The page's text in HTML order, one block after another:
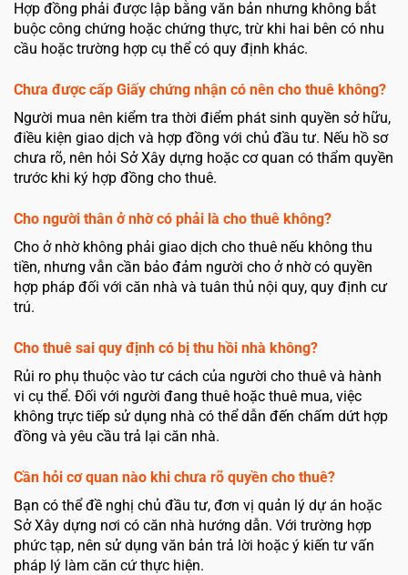
Hợp đồng phải được lập bằng văn bản nhưng không bắt
buộc công chứng hoặc chứng thực, trừ khi hai bên có nhu
cầu hoặc trường hợp cụ thể có quy định khác.
Chưa được cấp Giấy chứng nhận có nên cho thuê không?
Người mua nên kiểm tra thời điểm phát sinh quyền sở hữu,
điều kiện giao dịch và hợp đồng với chủ đầu tư. Nếu hồ sơ
chưa rõ, nên hỏi Sở Xây dựng hoặc cơ quan có thẩm quyền
trước khi ký hợp đồng cho thuê.
Cho người thân ở nhờ có phải là cho thuê không?
Cho ở nhờ không phải giao dịch cho thuê nếu không thu
tiền, nhưng vẫn cần bảo đảm người cho ở nhờ có quyền
hợp pháp đối với căn nhà và tuân thủ nội quy, quy định cư
trú.
Cho thuê sai quy định có bị thu hồi nhà không?
Rủi ro phụ thuộc vào tư cách của người cho thuê và hành
vi cụ thể. Đối với người đang thuê hoặc thuê mua, việc
không trực tiếp sử dụng nhà có thể dẫn đến chấm dứt hợp
đồng và yêu cầu trả lại căn nhà.
Cần hỏi cơ quan nào khi chưa rõ quyền cho thuê?
Bạn có thể đề nghị chủ đầu tư, đơn vị quản lý dự án hoặc
Sở Xây dựng nơi có căn nhà hướng dẫn. Với trường hợp
phức tạp, nên sử dụng văn bản trả lời hoặc ý kiến tư vấn
pháp lý làm căn cứ thực hiện.